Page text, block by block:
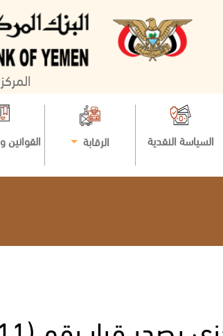
السياسة النقدية الرقابة القوانين